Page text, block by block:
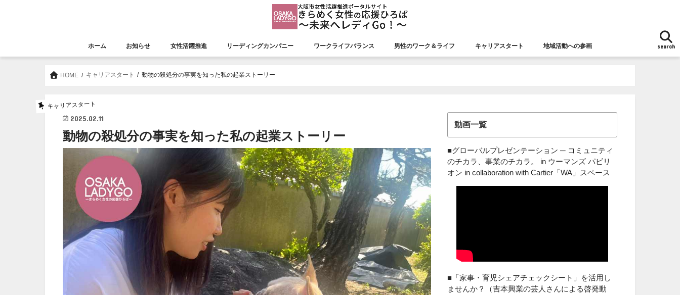
search
ホーム お知らせ 女性活躍推進 リーディングカンパニー ワークライフバランス 男性のワーク＆ライフ キャリアスタート 地域活動への参画
HOME キャリアスタート 動物の殺処分の事実を知った私の起業ストーリー
キャリアスタート
2025.02.11
動物の殺処分の事実を知った私の起業ストーリー
動画一覧
■グローバルプレゼンテーション ─ コミュニティ
のチカラ、事業のチカラ。 in ウーマンズ パビリ
オン in collaboration with Cartier「WA」スペース
■「家事・育児シェアチェックシート」を活用し
ませんか？（吉本興業の芸人さんによる啓発動